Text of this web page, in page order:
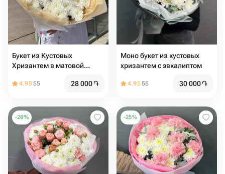
Букет из Кустовых
Хризантем в матовой
4.9555 28 000֏
Моно букет из кустовых
хризантем с эвкалиптом
4.9555 30 000֏
-28% -25%